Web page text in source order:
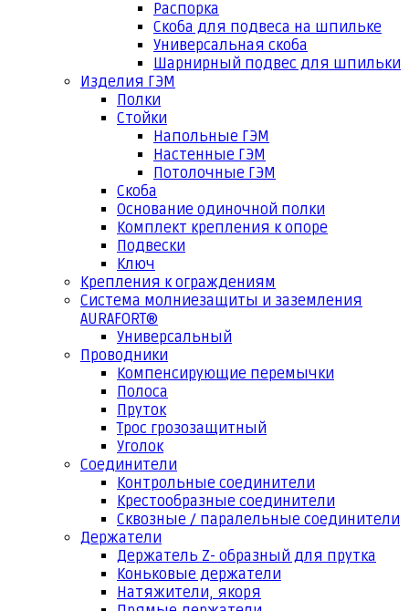
Распорка
Скоба для подвеса на шпильке
Универсальная скоба
Шарнирный подвес для шпильки
Изделия ГЭМ
Полки
Стойки
Напольные ГЭМ
Настенные ГЭМ
Потолочные ГЭМ
Скоба
Основание одиночной полки
Комплект крепления к опоре
Подвески
Ключ
Крепления к ограждениям
Система молниезащиты и заземления
AURAFORT®
Универсальный
Проводники
Компенсирующие перемычки
Полоса
Пруток
Трос грозозащитный
Уголок
Соединители
Контрольные соединители
Крестообразные соединители
Сквозные / паралельные соединители
Держатели
Держатель Z- образный для прутка
Коньковые держатели
Натяжители, якоря